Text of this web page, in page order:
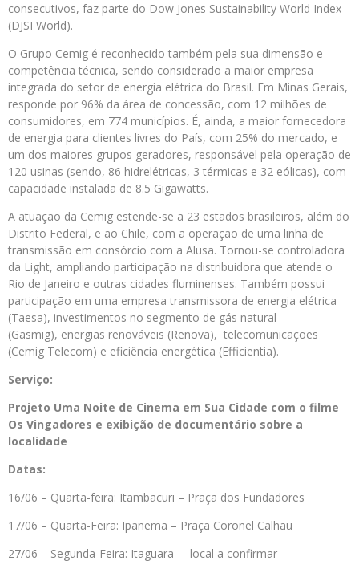
consecutivos, faz parte do Dow Jones Sustainability World Index
(DJSI World).
O Grupo Cemig é reconhecido também pela sua dimensão e
competência técnica, sendo considerado a maior empresa
integrada do setor de energia elétrica do Brasil. Em Minas Gerais,
responde por 96% da área de concessão, com 12 milhões de
consumidores, em 774 municípios. É, ainda, a maior fornecedora
de energia para clientes livres do País, com 25% do mercado, e
um dos maiores grupos geradores, responsável pela operação de
120 usinas (sendo, 86 hidrelétricas, 3 térmicas e 32 eólicas), com
capacidade instalada de 8.5 Gigawatts.
A atuação da Cemig estende-se a 23 estados brasileiros, além do
Distrito Federal, e ao Chile, com a operação de uma linha de
transmissão em consórcio com a Alusa. Tornou-se controladora
da Light, ampliando participação na distribuidora que atende o
Rio de Janeiro e outras cidades fluminenses. Também possui
participação em uma empresa transmissora de energia elétrica
(Taesa), investimentos no segmento de gás natural
(Gasmig), energias renováveis (Renova), telecomunicações
(Cemig Telecom) e eficiência energética (Efficientia).
Serviço:
Projeto Uma Noite de Cinema em Sua Cidade com o filme
Os Vingadores e exibição de documentário sobre a
localidade
Datas:
16/06 – Quarta-feira: Itambacuri – Praça dos Fundadores
17/06 – Quarta-Feira: Ipanema – Praça Coronel Calhau
27/06 – Segunda-Feira: Itaguara – local a confirmar